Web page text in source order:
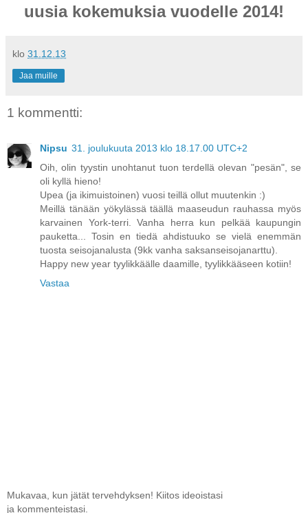
uusia kokemuksia vuodelle 2014!
klo 31.12.13
Jaa muille
1 kommentti:
Nipsu 31. joulukuuta 2013 klo 18.17.00 UTC+2
Oih, olin tyystin unohtanut tuon terdellä olevan "pesän", se
oli kyllä hieno!
Upea (ja ikimuistoinen) vuosi teillä ollut muutenkin :)
Meillä tänään yökylässä täällä maaseudun rauhassa myös
karvainen York-terri. Vanha herra kun pelkää kaupungin
pauketta... Tosin en tiedä ahdistuuko se vielä enemmän
tuosta seisojanalusta (9kk vanha saksanseisojanarttu).
Happy new year tyylikkäälle daamille, tyylikkääseen kotiin!
Vastaa
Mukavaa, kun jätät tervehdyksen! Kiitos ideoistasi
ja kommenteistasi.